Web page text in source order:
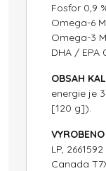
Fosfor 0,9
Omega-6
Omega-3
DHA / EPA
OBSAH
energie je
[120 g]).
LP,
Canada